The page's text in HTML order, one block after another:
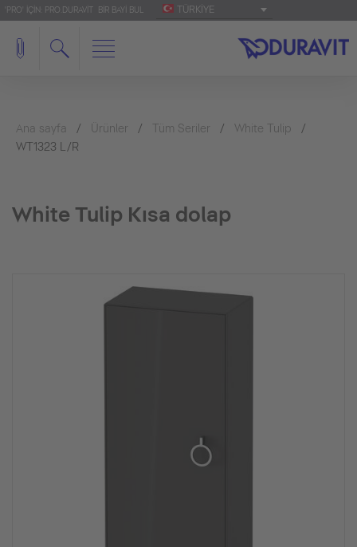
'PRO' IÇIN: PRO.DURAVIT BIR BAYI BUL TÜRKIYE
Ana sayfa Ürünler Tüm Seriler
White Tulip
WT1323 L/R
White Tulip Kısa dolap